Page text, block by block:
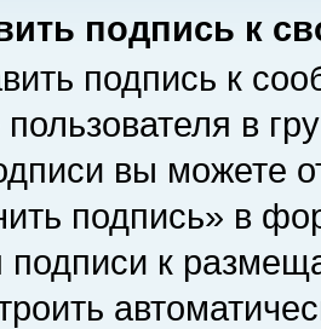
подпись к
подпись к
в
вы можете
подпись» в
подписи к